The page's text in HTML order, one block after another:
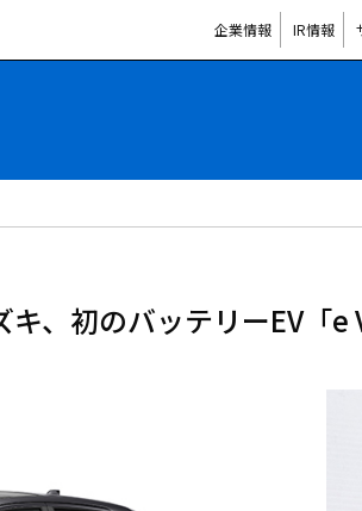
企業情報 IR情報
キ、初のバッテリーEV「e